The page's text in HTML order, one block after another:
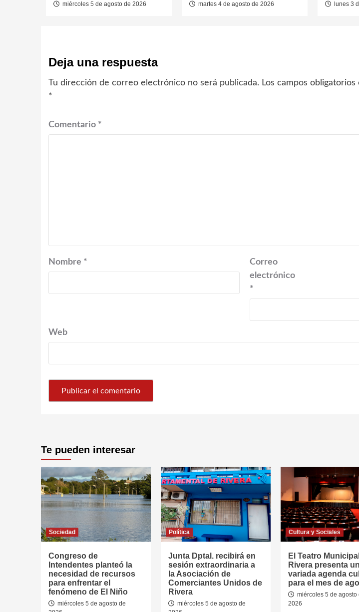
miércoles 5 de agosto de 2026 martes 4 de agosto de 2026 lunes 3
Deja una respuesta
Tu dirección de correo electrónico no será publicada. Los campos
*
Comentario *
Nombre *
Correo
electrónico
*
Web
Te pueden interesar
Sociedad
Congreso de
Intendentes planteó la
necesidad de recursos
para enfrentar el
fenómeno de El Niño
miércoles 5 de agosto de
Política
Junta Dptal. recibirá en
sesión extraordinaria a
la Asociación de
Comerciantes Unidos de
Rivera
miércoles 5 de agosto de
Cultura y Sociales
El Teatro
Rivera presenta
variada agenda
para el mes de
miércoles 5 de agosto
2026